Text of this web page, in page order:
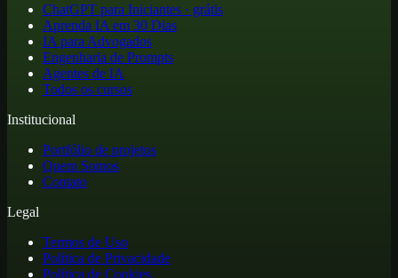
ChatGPT para Iniciantes · grátis
Aprenda IA em 30 Dias
IA para Advogados
Engenharia de Prompts
Agentes de IA
Todos os cursos
Institucional
Portfólio de projetos
Quem Somos
Contato
Legal
Termos de Uso
Política de Privacidade
Política de Cookies